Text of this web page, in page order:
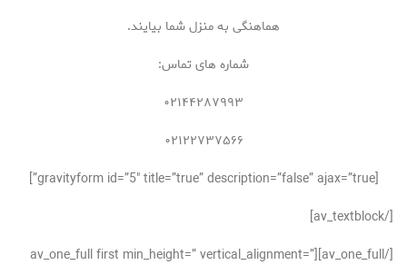
هماهنگی به منزل شما بیایند.
شماره های تماس:
۰۲۱۴۴۲۸۷۹۹۳
۰۲۱۲۲۷۳۷۵۶۶
[gravityform id=”5″ title=”true” description=”false” ajax=”true”]
[/av_textblock]
[/av_one_full][av_one_full first min_height=” vertical_alignment=”